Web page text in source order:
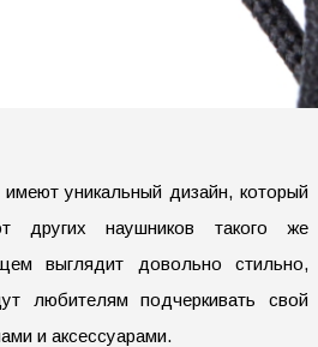
уникальный дизайн, который
других наушников такого же
выглядит довольно стильно,
любителям подчеркивать свой
и аксессуарами.